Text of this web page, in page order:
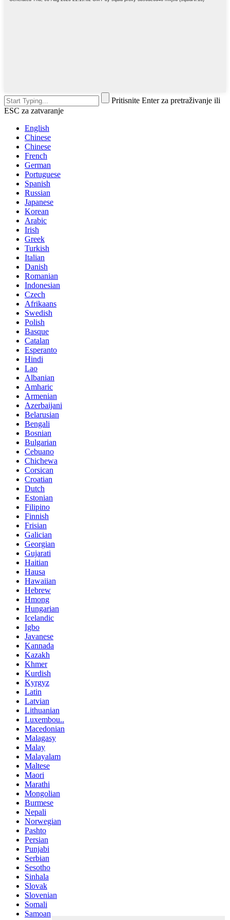
Pritisnite Enter za pretraživanje ili
ESC za zatvaranje
English
Chinese
Chinese
French
German
Portuguese
Spanish
Russian
Japanese
Korean
Arabic
Irish
Greek
Turkish
Italian
Danish
Romanian
Indonesian
Czech
Afrikaans
Swedish
Polish
Basque
Catalan
Esperanto
Hindi
Lao
Albanian
Amharic
Armenian
Azerbaijani
Belarusian
Bengali
Bosnian
Bulgarian
Cebuano
Chichewa
Corsican
Croatian
Dutch
Estonian
Filipino
Finnish
Frisian
Galician
Georgian
Gujarati
Haitian
Hausa
Hawaiian
Hebrew
Hmong
Hungarian
Icelandic
Igbo
Javanese
Kannada
Kazakh
Khmer
Kurdish
Kyrgyz
Latin
Latvian
Lithuanian
Luxembou..
Macedonian
Malagasy
Malay
Malayalam
Maltese
Maori
Marathi
Mongolian
Burmese
Nepali
Norwegian
Pashto
Persian
Punjabi
Serbian
Sesotho
Sinhala
Slovak
Slovenian
Somali
Samoan